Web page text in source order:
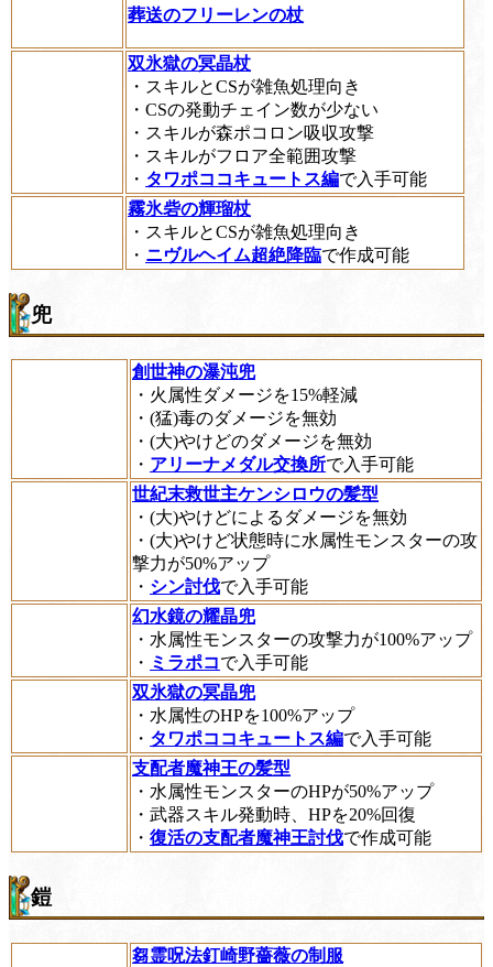
葬送のフリーレンの杖
双氷獄の冥晶杖
・スキルとCSが雑魚処理向き
・CSの発動チェイン数が少ない
・スキルが森ポコロン吸収攻撃
・スキルがフロア全範囲攻撃
・ タワポココキュートス編で入手可能
霧氷砦の輝瑠杖
・スキルとCSが雑魚処理向き
・ ニヴルヘイム超絶降臨で作成可能
兜
創世神の瀑沌兜
・火属性ダメージを15%軽減
・(猛)毒のダメージを無効
・(大)やけどのダメージを無効
・ アリーナメダル交換所で入手可能
世紀末救世主ケンシロウの髪型
・(大)やけどによるダメージを無効
・(大)やけど状態時に水属性モンスターの攻
撃力が50%アップ
・ シン討伐で入手可能
幻水鏡の耀晶兜
・水属性モンスターの攻撃力が100%アップ
・ ミラポコで入手可能
双氷獄の冥晶兜
・水属性のHPを100%アップ
・ タワポココキュートス編で入手可能
支配者魔神王の髪型
・水属性モンスターのHPが50%アップ
・武器スキル発動時、HPを20%回復
・ 復活の支配者魔神王討伐で作成可能
鎧
芻霊呪法釘崎野薔薇の制服